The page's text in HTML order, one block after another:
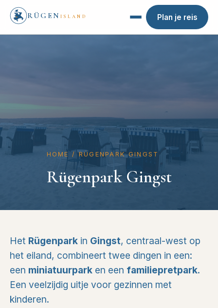
RÜGEN ISLAND Plan je reis
HOME / RÜGENPARK GINGST
Rügenpark Gingst
Het Rügenpark in Gingst, centraal-west op
het eiland, combineert twee dingen in een:
een miniatuurpark en een familiepretpark.
Een veelzijdig uitje voor gezinnen met
kinderen.